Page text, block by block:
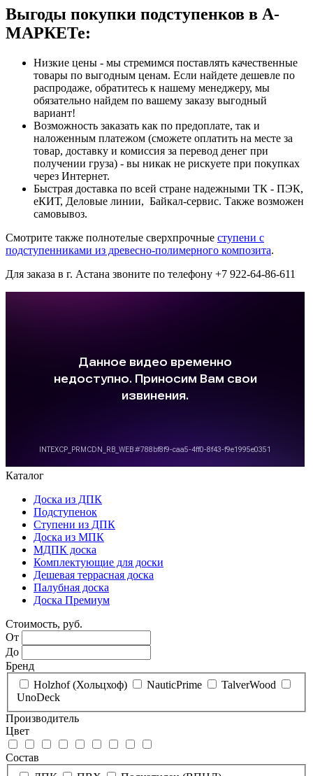
Выгоды покупки подступенков в А-
МАРКЕТе:
Низкие цены - мы стремимся поставлять качественные
товары по выгодным ценам. Если найдете дешевле по
распродаже, обратитесь к нашему менеджеру, мы
обязательно найдем по вашему заказу выгодный
вариант!
Возможность заказать как по предоплате, так и
наложенным платежом (сможете оплатить на месте за
товар, доставку и комиссия за перевод денег при
получении груза) - вы никак не рискуете при покупках
через Интернет.
Быстрая доставка по всей стране надежными ТК - ПЭК,
еКИТ, Деловые линии, Байкал-сервис. Также возможен
самовывоз.
Смотрите также полнотелые сверхпрочные ступени с
подступенниками из древесно-полимерного композита.
Для заказа в г. Астана звоните по телефону +7 922-64-86-611
Каталог
Доска из ДПК
Подступенок
Ступени из ДПК
Доска из МПК
МДПК доска
Комплектующие для доски
Дешевая террасная доска
Палубная доска
Доска Премиум
Стоимость, руб.
От
До
Бренд
Holzhof (Хольцхоф)
NauticPrime
TalverWood
UnoDeck
Производитель
Цвет
Состав